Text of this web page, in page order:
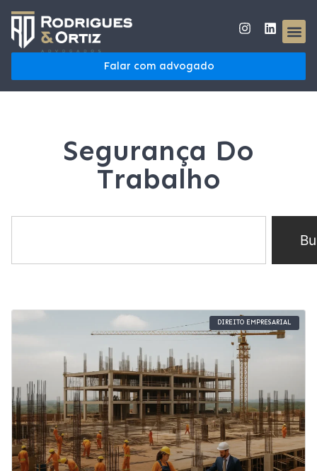
Falar com advogado
Segurança Do
Trabalho
DIREITO EMPRESARIAL